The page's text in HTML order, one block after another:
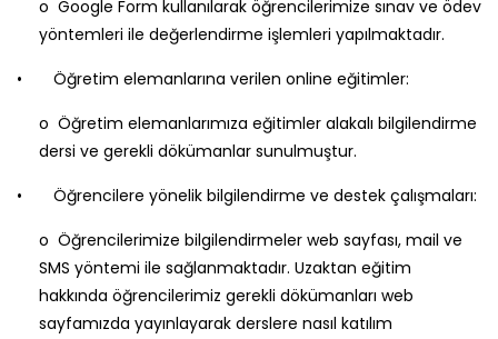
o Google Form kullanılarak öğrencilerimize sınav ve ödev
yöntemleri ile değerlendirme işlemleri yapılmaktadır.
• Öğretim elemanlarına verilen online eğitimler:
o Öğretim elemanlarımıza eğitimler alakalı bilgilendirme
dersi ve gerekli dökümanlar sunulmuştur.
• Öğrencilere yönelik bilgilendirme ve destek çalışmaları:
o Öğrencilerimize bilgilendirmeler web sayfası, mail ve
SMS yöntemi ile sağlanmaktadır. Uzaktan eğitim
hakkında öğrencilerimiz gerekli dökümanları web
sayfamızda yayınlayarak derslere nasıl katılım